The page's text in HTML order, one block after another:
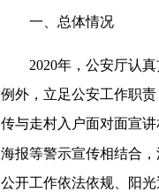
一、总体情况
2020年，公安厅认
例外，立足公安工作职
传与走村入户面对面宣
海报等警示宣传相结合
公开工作依法依规、阳光